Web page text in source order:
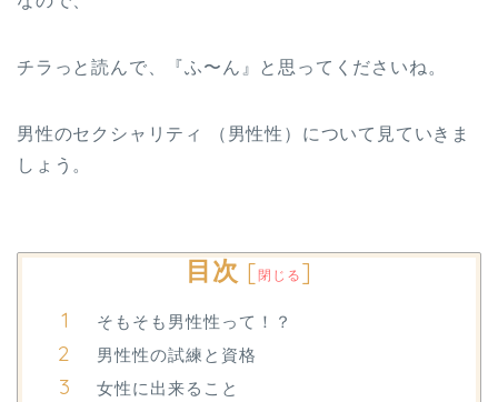
チラっと読んで、『ふ〜ん』と思ってくださいね。
男性のセクシャリティ （男性性）について見ていきま
しょう。
目次 [閉じる ]
そもそも男性性って！？
男性性の試練と資格
女性に出来ること